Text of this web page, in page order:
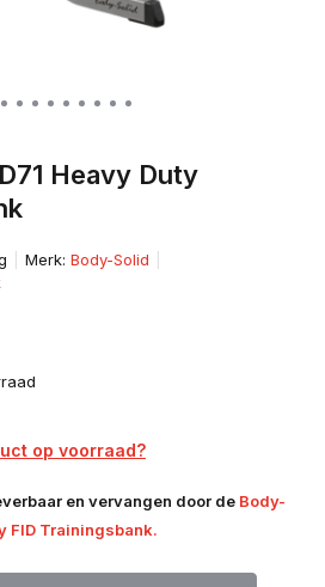
Heavy Duty
Merk: Body-Solid
op voorraad?
en vervangen door de Body-
FID Trainingsbank.